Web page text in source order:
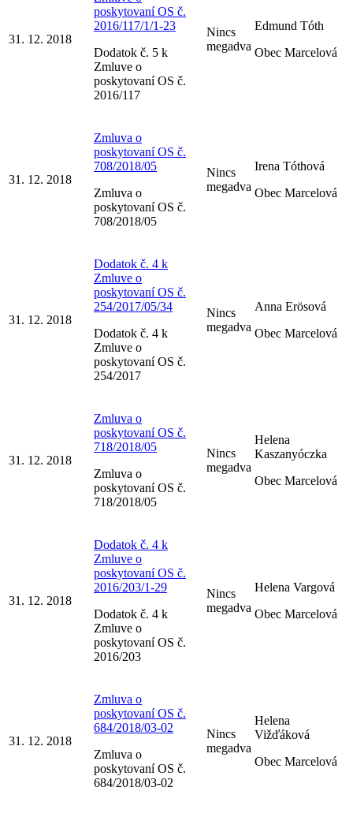
31. 12. 2018
poskytovaní OS č.
2016/117/1/1-23
Dodatok č. 5 k
Zmluve o
poskytovaní OS č.
2016/117
Nincs
megadva
Edmund Tóth
Obec Marcelová
31. 12. 2018
Zmluva o
poskytovaní OS č.
708/2018/05
Zmluva o
poskytovaní OS č.
708/2018/05
Nincs
megadva
Irena Tóthová
Obec Marcelová
31. 12. 2018
Dodatok č. 4 k
Zmluve o
poskytovaní OS č.
254/2017/05/34
Dodatok č. 4 k
Zmluve o
poskytovaní OS č.
254/2017
Nincs
megadva
Anna Erösová
Obec Marcelová
31. 12. 2018
Zmluva o
poskytovaní OS č.
718/2018/05
Zmluva o
poskytovaní OS č.
718/2018/05
Nincs
megadva
Helena
Kaszanyóczka
Obec Marcelová
31. 12. 2018
Dodatok č. 4 k
Zmluve o
poskytovaní OS č.
2016/203/1-29
Dodatok č. 4 k
Zmluve o
poskytovaní OS č.
2016/203
Nincs
megadva
Helena Vargová
Obec Marcelová
31. 12. 2018
Zmluva o
poskytovaní OS č.
684/2018/03-02
Zmluva o
poskytovaní OS č.
684/2018/03-02
Nincs
megadva
Helena
Vižďáková
Obec Marcelová